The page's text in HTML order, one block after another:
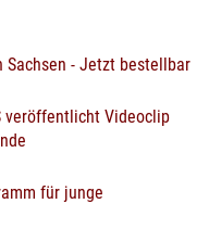
Sachsen - Jetzt bestellbar
veröffentlicht Videoclip
für junge